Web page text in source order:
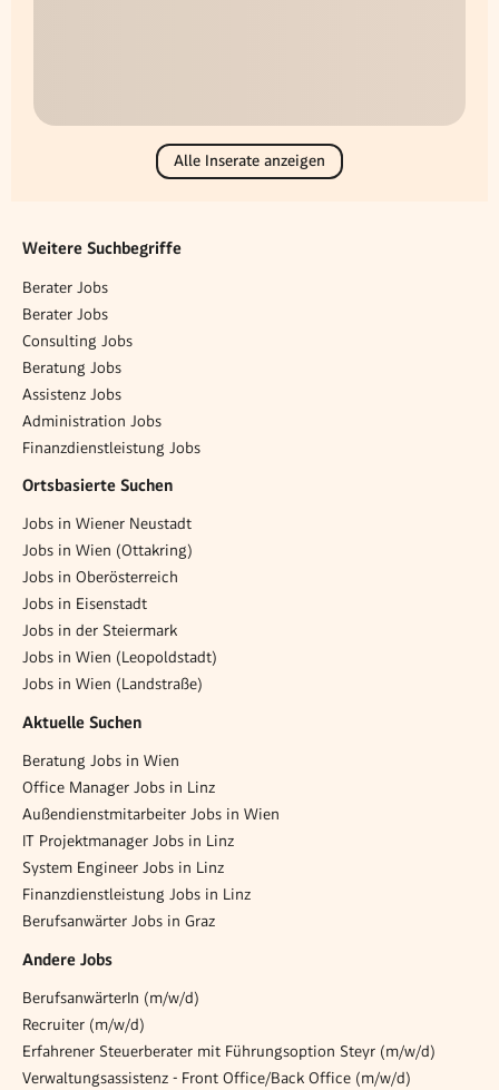
Alle Inserate anzeigen
Weitere Suchbegriffe
Berater Jobs
Berater Jobs
Consulting Jobs
Beratung Jobs
Assistenz Jobs
Administration Jobs
Finanzdienstleistung Jobs
Ortsbasierte Suchen
Jobs in Wiener Neustadt
Jobs in Wien (Ottakring)
Jobs in Oberösterreich
Jobs in Eisenstadt
Jobs in der Steiermark
Jobs in Wien (Leopoldstadt)
Jobs in Wien (Landstraße)
Aktuelle Suchen
Beratung Jobs in Wien
Office Manager Jobs in Linz
Außendienstmitarbeiter Jobs in Wien
IT Projektmanager Jobs in Linz
System Engineer Jobs in Linz
Finanzdienstleistung Jobs in Linz
Berufsanwärter Jobs in Graz
Andere Jobs
BerufsanwärterIn (m/w/d)
Recruiter (m/w/d)
Erfahrener Steuerberater mit Führungsoption Steyr (m/w/d)
Verwaltungsassistenz - Front Office/Back Office (m/w/d)